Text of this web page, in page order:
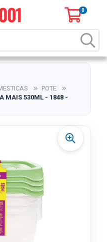
0
POTE
MAIS 530ML - 1848 -